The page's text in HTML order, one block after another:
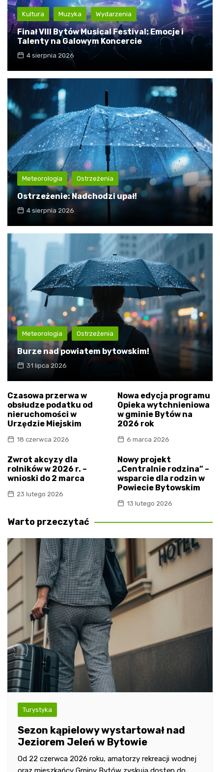
Kultura Muzyka Wydarzenia
Finał VIII Bytów Musical Festival: Emocje i
Talenty na Galowym Koncercie
4 sierpnia 2026
Meteorologia Ostrzeżenia
Ostrzeżenie: Nadchodzi upał!
4 sierpnia 2026
Meteorologia Ostrzeżenia
Burze nad powiatem bytowskim!
31 lipca 2026
Czasowa przerwa w
obsłudze podatku od
nieruchomości w
Urzędzie Miejskim
18 czerwca 2026
Nowa edycja programu
Opieka wytchnieniowa
w gminie Bytów na
2026 rok
6 marca 2026
Zwrot akcyzy dla
rolników w 2026 r. –
wnioski do 2 marca
23 lutego 2026
Nowy projekt
„Centralnie rodzina” –
wsparcie dla rodzin w
Powiecie Bytowskim
13 lutego 2026
Warto przeczytać
Turystyka
Sezon kąpielowy wystartował nad
Jeziorem Jeleń w Bytowie
Od 22 czerwca 2026 roku, amatorzy rekreacji wodnej